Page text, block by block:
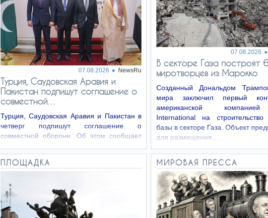
07.08.2026 NewsRu
Турция, Саудовская Аравия и
Пакистан подпишут соглашение о
совместной…
Турция, Саудовская Аравия и Пакистан в
четверг подпишут соглашение о
совместной обороне. Об этом сообщает
источника, знакомых с подготовкой
документа.
07.08.2026
В секторе Газа построят
миротворцев из Марокко
Созданный Дональдом
мира заключил первый
американской
International на строительство
базы в секторе Газа. Объект
для размещения…
ПЛОЩАДКА МИРОВАЯ ПРЕССА